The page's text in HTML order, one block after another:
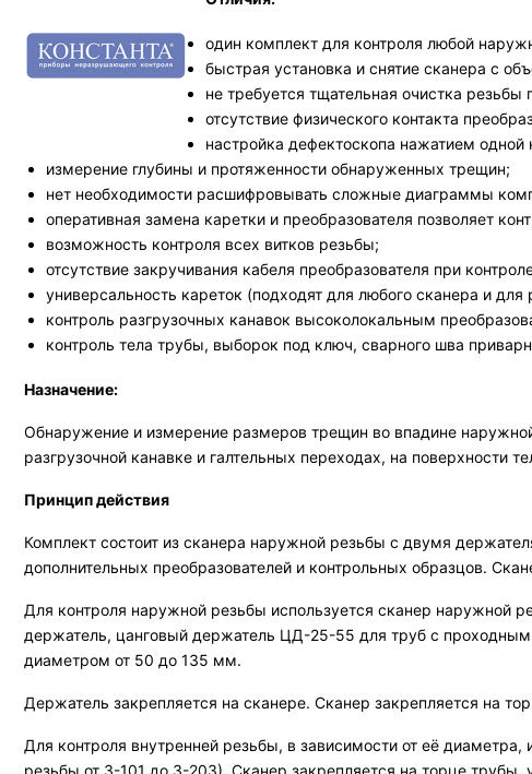
один комплект для контроля любой
быстрая установка и снятие сканера с
не требуется тщательная очистка
отсутствие физического контакта
настройка дефектоскопа нажатием одной
измерение глубины и протяженности обнаруженных трещин;
нет необходимости расшифровывать сложные диаграммы
оперативная замена каретки и преобразователя позволяет
возможность контроля всех витков резьбы;
отсутствие закручивания кабеля преобразователя при
универсальность кареток (подходят для любого сканера и для
контроль разгрузочных канавок высоколокальным
контроль тела трубы, выборок под ключ, сварного шва
Назначение:
Обнаружение и измерение размеров трещин во впадине
разгрузочной канавке и галтельных переходах, на поверхности
Принцип действия
Комплект состоит из сканера наружной резьбы с двумя
дополнительных преобразователей и контрольных образцов.
Для контроля наружной резьбы используется сканер наружной
держатель, цанговый держатель ЦД-25-55 для труб с
диаметром от 50 до 135 мм.
Держатель закрепляется на сканере. Сканер закрепляется на
Для контроля внутренней резьбы, в зависимости от её
резьбы от З-101 до З-203). Сканер закрепляется на торце